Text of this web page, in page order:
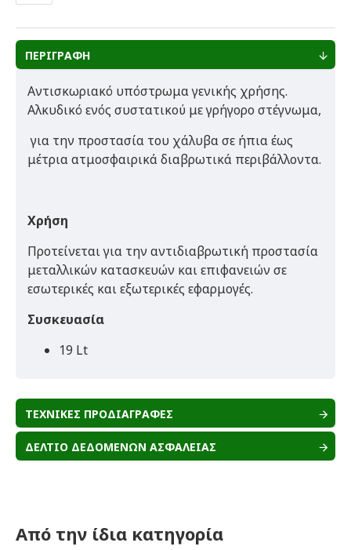
ΠΕΡΙΓΡΑΦΗ
Αντισκωριακό υπόστρωμα γενικής χρήσης.
Αλκυδικό ενός συστατικού με γρήγορο στέγνωμα,
για την προστασία του χάλυβα σε ήπια έως
μέτρια ατμοσφαιρικά διαβρωτικά περιβάλλοντα.
Χρήση
Προτείνεται για την αντιδιαβρωτική προστασία
μεταλλικών κατασκευών και επιφανειών σε
εσωτερικές και εξωτερικές εφαρμογές.
Συσκευασία
19 Lt
ΤΕΧΝΙΚΕΣ ΠΡΟΔΙΑΓΡΑΦΕΣ
ΔΕΛΤΙΟ ΔΕΔΟΜΕΝΩΝ ΑΣΦΑΛΕΙΑΣ
Από την ίδια κατηγορία